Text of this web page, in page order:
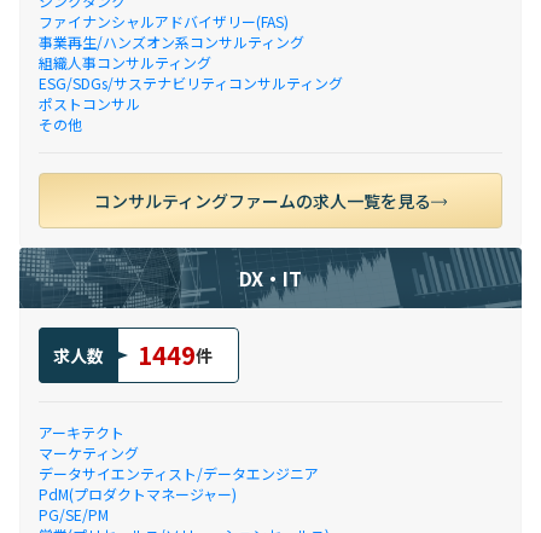
ファイナンシャルアドバイザリー(FAS)
事業再生/ハンズオン系コンサルティング
組織人事コンサルティング
ESG/SDGs/サステナビリティコンサルティング
ポストコンサル
その他
コンサルティングファームの求人一覧を見る
DX・IT
求人数 1449件
アーキテクト
マーケティング
データサイエンティスト/データエンジニア
PdM(プロダクトマネージャー)
PG/SE/PM